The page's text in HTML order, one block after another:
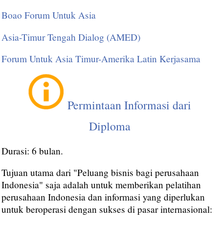
Boao Forum Untuk Asia
Asia-Timur Tengah Dialog (AMED)
Forum Untuk Asia Timur-Amerika Latin Kerjasama
Permintaan Informasi dari
Diploma
Durasi: 6 bulan.
Tujuan utama dari "Peluang bisnis bagi perusahaan
Indonesia" saja adalah untuk memberikan pelatihan
perusahaan Indonesia dan informasi yang diperlukan
untuk beroperasi dengan sukses di pasar internasional: